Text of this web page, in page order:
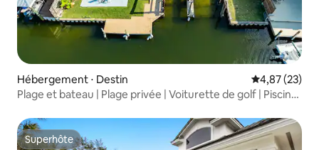
Hébergement ⋅ Destin Évaluation
4,87 (23)
Plage et bateau | Plage privée | Voiturette de golf | Piscine
Superhôte
Superhôte